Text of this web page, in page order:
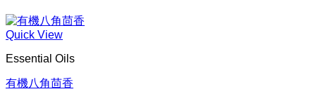
Quick View
Essential Oils
有機八角茴香